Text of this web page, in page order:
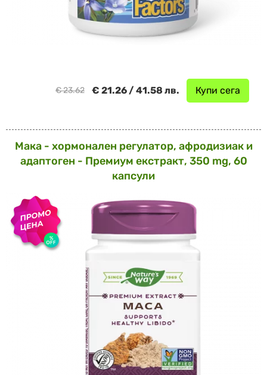
Купи сега
€ 21.26 / 41.58 лв.
€ 23.62
Мака - хормонален регулатор, афродизиак и
адаптоген - Премиум екстракт, 350 mg, 60
капсули